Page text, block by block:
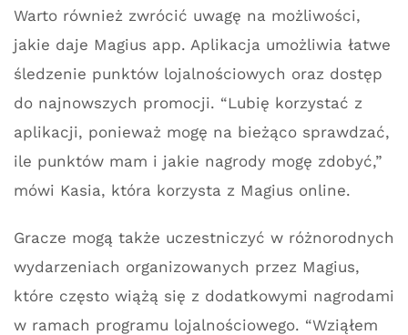
Warto również zwrócić uwagę na możliwości,
jakie daje Magius app. Aplikacja umożliwia łatwe
śledzenie punktów lojalnościowych oraz dostęp
do najnowszych promocji. “Lubię korzystać z
aplikacji, ponieważ mogę na bieżąco sprawdzać,
ile punktów mam i jakie nagrody mogę zdobyć,”
mówi Kasia, która korzysta z Magius online.
Gracze mogą także uczestniczyć w różnorodnych
wydarzeniach organizowanych przez Magius,
które często wiążą się z dodatkowymi nagrodami
w ramach programu lojalnościowego. “Wziąłem